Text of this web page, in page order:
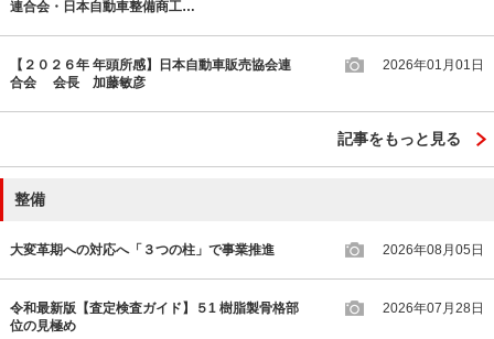
連合会・日本自動車整備商工…
【２０２６年 年頭所感】日本自動車販売協会連
合会 会長 加藤敏彦
2026年01月01日
記事をもっと見る
整備
大変革期への対応へ「３つの柱」で事業推進 2026年08月05日
令和最新版【査定検査ガイド】５1 樹脂製骨格部
位の見極め
2026年07月28日